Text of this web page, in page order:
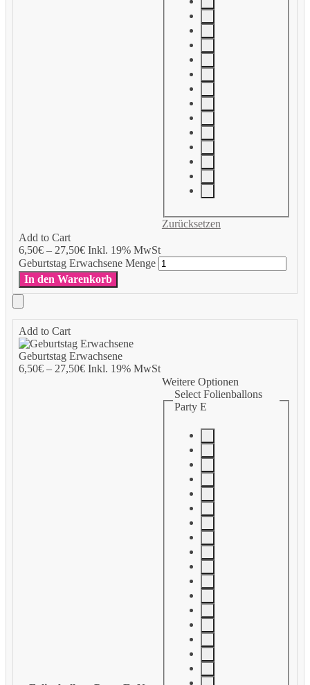
Add to Cart
6,50€– 27,50€Inkl. 19% MwSt
Zurücksetzen
Geburtstag Erwachsene Menge
In den Warenkorb
Add to Cart
Geburtstag Erwachsene
6,50€– 27,50€Inkl. 19% MwSt
Weitere Optionen
Select Folienballons
Party E